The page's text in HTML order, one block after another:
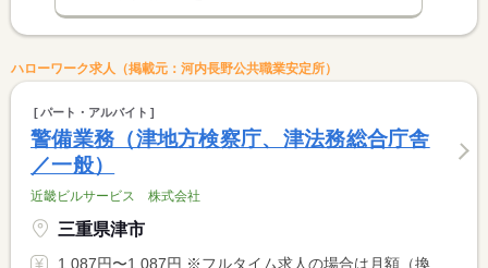
ハローワーク求人（掲載元：河内長野公共職業安定所）
パート・アルバイト
警備業務（津地方検察庁、津法務総合庁舎
／一般）
近畿ビルサービス 株式会社
三重県津市
1,087円〜1,087円 ※フルタイム求人の場合は月額（換算額）、パート求人の場合は時間額を表示しています。